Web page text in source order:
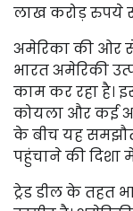
लाख करोड़ रुपये
अमेरिका की ओर
भारत अमेरिकी
काम कर रहा है।
कोयला और कई
के बीच यह
पहुंचाने की दिशा
ट्रेड डील के तहत